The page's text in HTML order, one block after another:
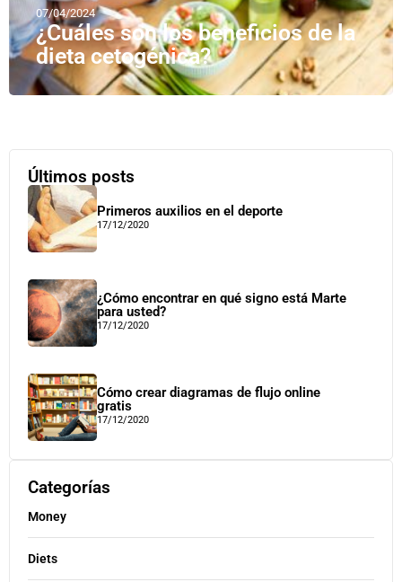
07/04/2024
¿Cuáles son los beneficios de la
dieta cetogénica?
Últimos posts
Primeros auxilios en el deporte
17/12/2020
¿Cómo encontrar en qué signo está Marte
para usted?
17/12/2020
Cómo crear diagramas de flujo online
gratis
17/12/2020
Categorías
Money
Diets